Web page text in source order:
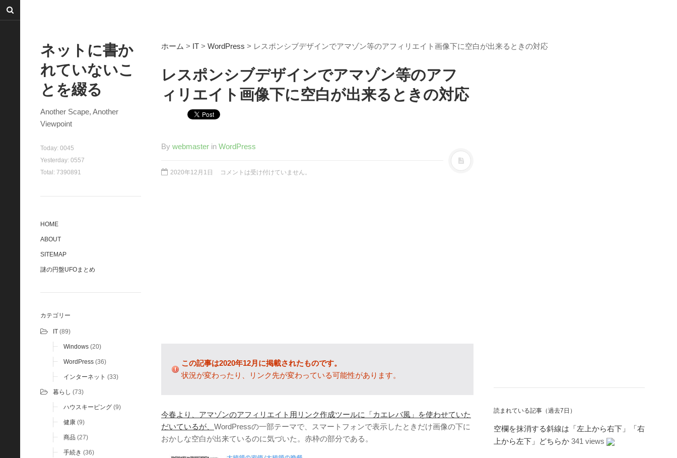
ネットに書か
れていないこ
とを綴る
Another Scape, Another
Viewpoint
Today: 0045
Yesterday: 0557
Total: 7390891
HOME
ABOUT
SITEMAP
謎の円盤UFOまとめ
カテゴリー
IT (89)
Windows (20)
WordPress (36)
インターネット (33)
暮らし (73)
ハウスキーピング (9)
健康 (9)
商品 (27)
手続き (36)
ホーム > IT > WordPress > レスポンシブデザインでアマゾン等のアフィリエイト画像下に空白が出来るときの対応
レスポンシブデザインでアマゾン等のアフ
ィリエイト画像下に空白が出来るときの対応
By webmaster in WordPress
2020年12月1日 コメントは受け付けていません。
この記事は2020年12月に掲載されたものです。
状況が変わったり、リンク先が変わっている可能性があります。
今春より、アマゾンのアフィリエイト用リンク作成ツールに「カエレバ風」を使わせていた
だいているが、 WordPressの一部テーマで、スマートフォンで表示したときだけ画像の下に
おかしな空白が出来ているのに気づいた。赤枠の部分である。
読まれている記事（過去7日）
空欄を抹消する斜線は「左上から右下」「右
上から左下」どちらか 341 views